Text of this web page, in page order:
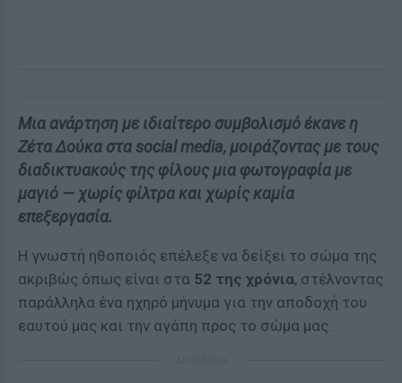
Μια ανάρτηση με ιδιαίτερο συμβολισμό έκανε η
Ζέτα Δούκα στα social media, μοιράζοντας με τους
διαδικτυακούς της φίλους μια φωτογραφία με
μαγιό — χωρίς φίλτρα και χωρίς καμία
επεξεργασία.
Η γνωστή ηθοποιός επέλεξε να δείξει το σώμα της
ακριβώς όπως είναι στα 52 της χρόνια, στέλνοντας
παράλληλα ένα ηχηρό μήνυμα για την αποδοχή του
εαυτού μας και την αγάπη προς το σώμα μας.